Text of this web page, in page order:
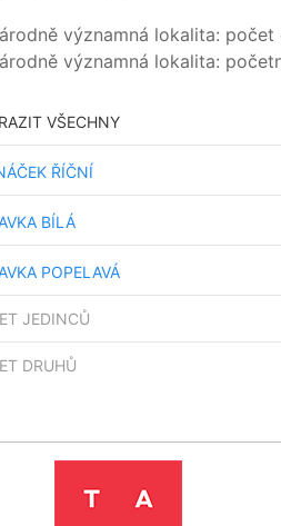
významná lokalita:
významná lokalita:
VŠECHNY
JEDINCŮ
DRUHŮ
ŘÍČNÍ
BÍLÁ
POPELAVÁ